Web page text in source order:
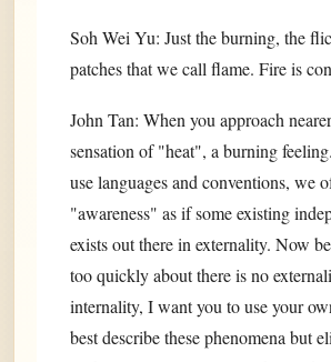
Soh Wei Yu: Just the burning, the
patches that we call flame. Fire is
John Tan: When you approach
sensation of "heat", a burning
use languages and conventions, we
"awareness" as if some existing
exists out there in externality. Now
too quickly about there is no
internality, I want you to use your
best describe these phenomena but